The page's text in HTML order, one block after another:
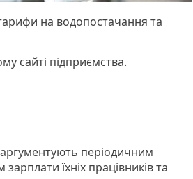
на водопостачання та
сайті підприємства.
періодичним
їхніх працівників та